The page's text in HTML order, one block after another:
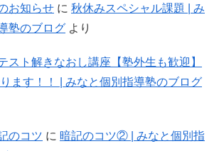
お知らせ に 秋休みスペシャル課題 | み
塾のブログ より
スト解きなおし講座【塾外生も歓迎】
ます！！ | みなと個別指導塾のブログ
のコツ に 暗記のコツ② | みなと個別指